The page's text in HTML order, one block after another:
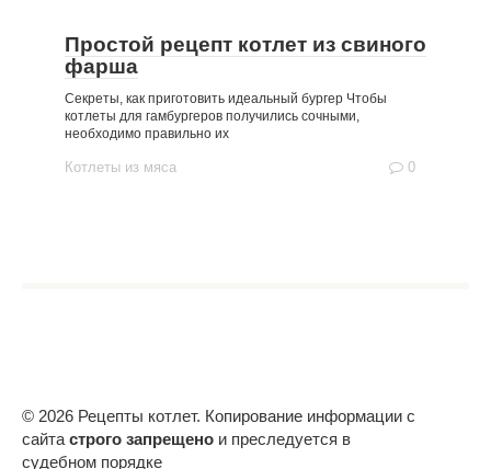
Простой рецепт котлет из свиного
фарша
Секреты, как приготовить идеальный бургер Чтобы
котлеты для гамбургеров получились сочными,
необходимо правильно их
Котлеты из мяса 0
© 2026 Рецепты котлет. Копирование информации с
сайта строго запрещено и преследуется в
судебном порядке